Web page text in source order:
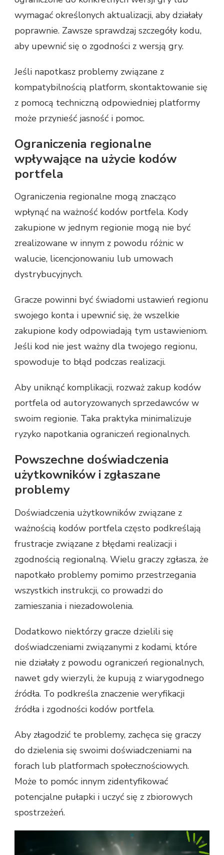
wymagać określonych aktualizacji, aby działały
poprawnie. Zawsze sprawdzaj szczegóły kodu,
aby upewnić się o zgodności z wersją gry.
Jeśli napotkasz problemy związane z
kompatybilnością platform, skontaktowanie się
z pomocą techniczną odpowiedniej platformy
może przynieść jasność i pomoc.
Ograniczenia regionalne
wpływające na użycie kodów
portfela
Ograniczenia regionalne mogą znacząco
wpłynąć na ważność kodów portfela. Kody
zakupione w jednym regionie mogą nie być
zrealizowane w innym z powodu różnic w
walucie, licencjonowaniu lub umowach
dystrybucyjnych.
Gracze powinni być świadomi ustawień regionu
swojego konta i upewnić się, że wszelkie
zakupione kody odpowiadają tym ustawieniom.
Jeśli kod nie jest ważny dla twojego regionu,
spowoduje to błąd podczas realizacji.
Aby uniknąć komplikacji, rozważ zakup kodów
portfela od autoryzowanych sprzedawców w
swoim regionie. Taka praktyka minimalizuje
ryzyko napotkania ograniczeń regionalnych.
Powszechne doświadczenia
użytkowników i zgłaszane
problemy
Doświadczenia użytkowników związane z
ważnością kodów portfela często podkreślają
frustracje związane z błędami realizacji i
zgodnością regionalną. Wielu graczy zgłasza, że
napotkało problemy pomimo przestrzegania
wszystkich instrukcji, co prowadzi do
zamieszania i niezadowolenia.
Dodatkowo niektórzy gracze dzielili się
doświadczeniami związanymi z kodami, które
nie działały z powodu ograniczeń regionalnych,
nawet gdy wierzyli, że kupują z wiarygodnego
źródła. To podkreśla znaczenie weryfikacji
źródła i zgodności kodów portfela.
Aby złagodzić te problemy, zachęca się graczy
do dzielenia się swoimi doświadczeniami na
forach lub platformach społecznościowych.
Może to pomóc innym zidentyfikować
potencjalne pułapki i uczyć się z zbiorowych
spostrzeżeń.